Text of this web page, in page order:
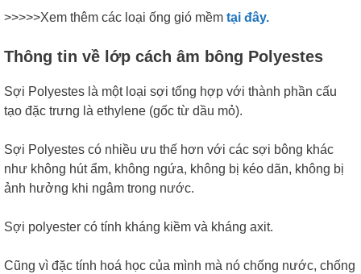
>>>>>Xem thêm các loại ống gió mềm tại đây.
Thông tin về lớp cách âm bông Polyestes
Sợi Polyestes là một loại sợi tổng hợp với thành phần cấu
tạo đặc trưng là ethylene (gốc từ dầu mỏ).
Sợi Polyestes có nhiều ưu thế hơn với các sợi bông khác
như không hút ẩm, không ngứa, không bị kéo dãn, không bị
ảnh hưởng khi ngâm trong nước.
Sợi polyester có tính kháng kiềm và kháng axit.
Cũng vì đặc tính hoá học của mình mà nó chống nước, chống